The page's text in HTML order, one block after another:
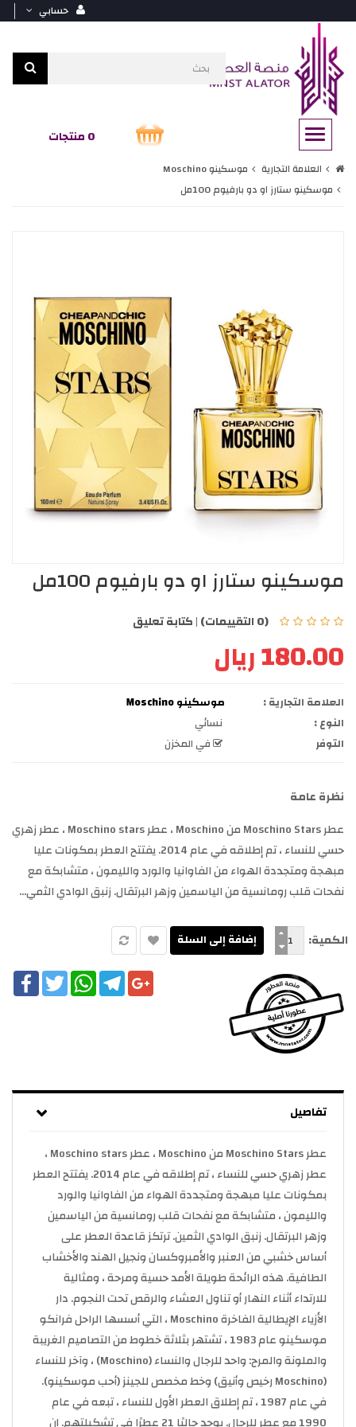
حسابي
0 منتجات
العلامة التجارية
موسكينو Moschino
موسكينو ستارز او دو بارفيوم 100مل
موسكينو ستارز او دو بارفيوم 100مل
(0 التقييمات) |كتابة تعليق
180.00 ريال
العلامة التجارية :
موسكينو Moschino
النوع :
نسائي
التوفر
في المخزن
نظرة عامة
عطر Moschino Stars من Moschino ، عطر Moschino stars ، عطر زهري
حسي للنساء ، تم إطلاقه في عام 2014. يفتتح العطر بمكونات عليا
مبهجة ومتجددة الهواء من الفاوانيا والورد والليمون ، متشابكة مع
نفحات قلب رومانسية من الياسمين وزهر البرتقال. زنبق الوادي الثمي...
الكمية:
Twitter
WhatsAppTelegramGoogle+
تفاصيل
عطر Moschino Stars من Moschino ، عطر Moschino stars ،
عطر زهري حسي للنساء ، تم إطلاقه في عام 2014. يفتتح العطر
بمكونات عليا مبهجة ومتجددة الهواء من الفاوانيا والورد
والليمون ، متشابكة مع نفحات قلب رومانسية من الياسمين
وزهر البرتقال. زنبق الوادي الثمين. ترتكز قاعدة العطر على
أساس خشبي من العنبر والأمبروكسان ونجيل الهند والأخشاب
الطافية. هذه الرائحة طويلة الأمد حسية ومرحة ، ومثالية
للارتداء أثناء النهار أو تناول العشاء والرقص تحت النجوم. دار
الأزياء الإيطالية الفاخرة Moschino ، التي أسسها الراحل فرانكو
موسكينو عام 1983 ، تشتهر بثلاثة خطوط من التصاميم الغريبة
والملونة والمرح: واحد للرجال والنساء (Moschino) ، وآخر للنساء
(Moschino رخيص وأنيق) وخط مخصص للجينز (أحب موسكينو).
في عام 1987 ، تم إطلاق العطر الأول للنساء ، تبعه في عام
1990 مع عطر للرجال. يوجد حاليًا 21 عطرًا في تشكيلتهم. إن